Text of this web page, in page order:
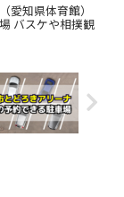
愛知県体育館）
バスケや相撲観